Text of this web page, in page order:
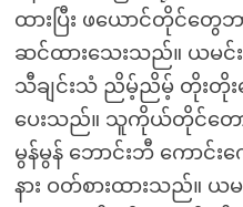
ထားပြီး ဖယောင်တိုင်တွေ
ဆင်ထားသေးသည်။ ယမ
သီချင်းသံ ညိမ့်ညိမ့် တိုးတိုး
ပေးသည်။ သူကိုယ်တိုင်တော
မွန်မွန် ဘောင်းဘီ ကောင်းက
နား ဝတ်စားထားသည်။ ယ